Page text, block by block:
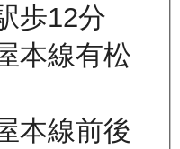
歩12分
本線有松
本線前後